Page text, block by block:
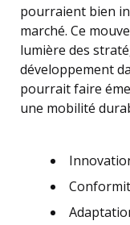
pourraient bien
marché. Ce
lumière des
développement
pourrait faire
une mobilité